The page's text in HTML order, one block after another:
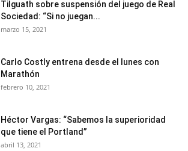
Tilguath sobre suspensión del juego de Real
Sociedad: “Si no juegan...
marzo 15, 2021
Carlo Costly entrena desde el lunes con
Marathón
febrero 10, 2021
Héctor Vargas: “Sabemos la superioridad
que tiene el Portland”
abril 13, 2021